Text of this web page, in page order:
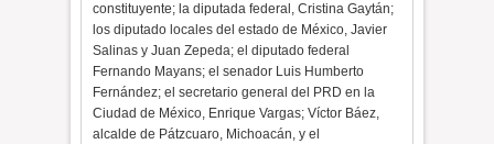
constituyente; la diputada federal, Cristina Gaytán;
los diputado locales del estado de México, Javier
Salinas y Juan Zepeda; el diputado federal
Fernando Mayans; el senador Luis Humberto
Fernández; el secretario general del PRD en la
Ciudad de México, Enrique Vargas; Víctor Báez,
alcalde de Pátzcuaro, Michoacán, y el